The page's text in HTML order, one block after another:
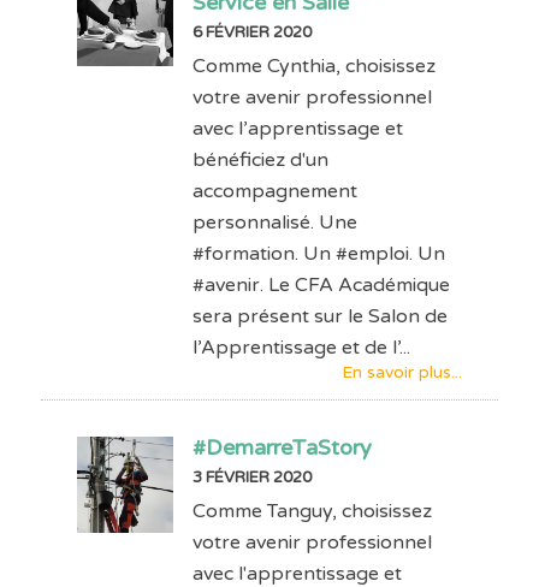
6 FÉVRIER 2020
Comme Cynthia, choisissez
votre avenir professionnel
avec l’apprentissage et
bénéficiez d'un
accompagnement
personnalisé. Une
#formation. Un #emploi. Un
#avenir. Le CFA Académique
sera présent sur le Salon de
l’Apprentissage et de l’...
En savoir plus...
#DemarreTaStory
3 FÉVRIER 2020
Comme Tanguy, choisissez
votre avenir professionnel
avec l'apprentissage et